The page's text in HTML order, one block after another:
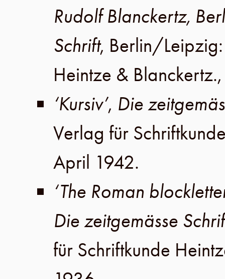
Rudolf Blanckertz,
Schrift, Berlin/Leipzig
Heintze & Blanckertz
‘Kursiv’, Die
Verlag für
April 1942.
‘The Roman
Die zeitgemässe
für Schriftkunde